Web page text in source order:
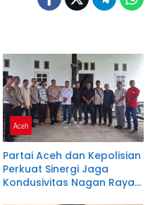
Aceh
Partai Aceh dan Kepolisian
Perkuat Sinergi Jaga
Kondusivitas Nagan Raya